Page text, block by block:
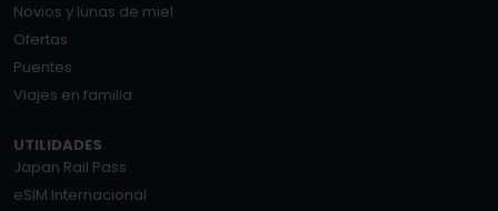
Novios y lunas de miel
Ofertas
Puentes
Viajes en familia
UTILIDADES
Japan Rail Pass
eSIM Internacional